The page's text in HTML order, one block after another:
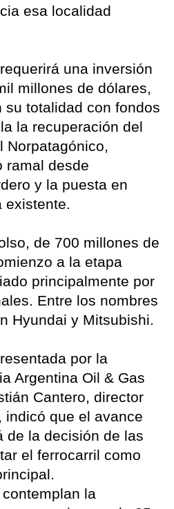
esa localidad
una inversión
millones de dólares,
totalidad con fondos
la recuperación del
ramal desde
y la puesta en
de 700 millones de
a la etapa
principalmente por
Entre los nombres
Hyundai y Mitsubishi.
por la
Argentina Oil & Gas
Cantero, director
indicó que el avance
de la decisión de las
el ferrocarril como
la